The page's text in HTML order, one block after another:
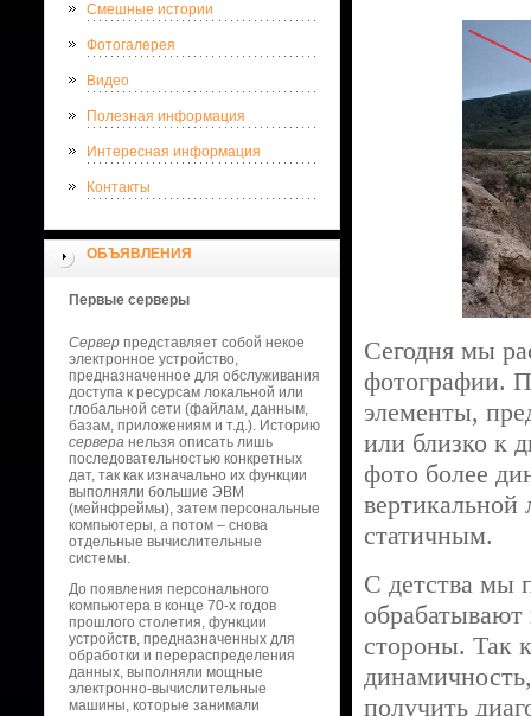
Смешные истории
Фотогалерея
Видео
Полезная информация
Интересная информация
Контакты
ОБЪЯВЛЕНИЯ
Первые серверы
Сервер представляет собой некое
электронное устройство,
предназначенное для обслуживания
доступа к ресурсам локальной или
глобальной сети (файлам, данным,
базам, приложениям и т.д.). Историю
сервера нельзя описать лишь
последовательностью конкретных
дат, так как изначально их функции
выполняли большие ЭВМ
(мейнфреймы), затем персональные
компьютеры, а потом – снова
отдельные вычислительные
системы.
До появления персонального
компьютера в конце 70-х годов
прошлого столетия, функции
устройств, предназначенных для
обработки и перераспределения
данных, выполняли мощные
электронно-вычислительные
машины, которые занимали
Сегодня мы
фотографии.
элементы,
или близко к
фото более
статичным.
С детства мы
стороны. Так
получить